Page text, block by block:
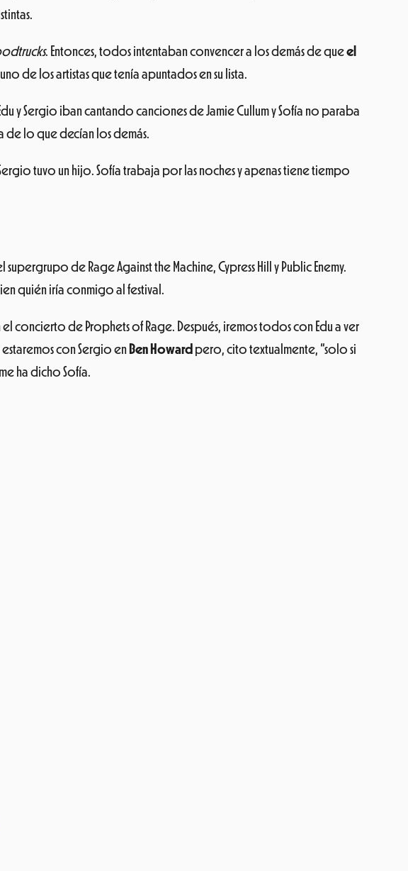
. Entonces, todos intentaban convencer a los demás de queel
de los artistas que tenía apuntados en su lista.
y Sergio iban cantando canciones de Jamie Cullum y Sofía no paraba
de lo que decían los demás.
tuvo un hijo. Sofía trabaja por las noches y apenas tiene tiempo
supergrupo de Rage Against the Machine, Cypress Hill y Public Enemy.
quién iría conmigo al festival.
concierto de Prophets of Rage. Después, iremos todos con Edu a ver
estaremos con Sergio en Ben Howard pero, cito textualmente, “solo si
ha dicho Sofía.